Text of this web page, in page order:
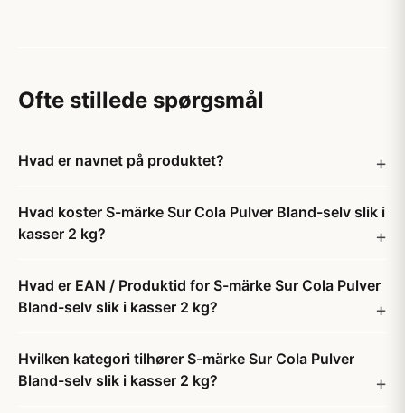
Ofte stillede spørgsmål
Hvad er navnet på produktet?
Hvad koster S-märke Sur Cola Pulver Bland-selv slik i
kasser 2 kg?
Hvad er EAN / Produktid for S-märke Sur Cola Pulver
Bland-selv slik i kasser 2 kg?
Hvilken kategori tilhører S-märke Sur Cola Pulver
Bland-selv slik i kasser 2 kg?